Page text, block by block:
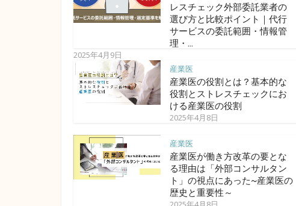
レスチェック外部委託業者の
選び方と比較ポイント｜代行
サービスの委託範囲・情報管
理・...
2025年4月9日
産業医
産業医の役割とは？基本的な
役割とストレスチェックにお
ける産業医の役割
2025年4月8日
産業医
産業医が働き方改革の要とな
る理由は「外部コンサルタン
ト」の視点にあった~産業医の
歴史と重要性～